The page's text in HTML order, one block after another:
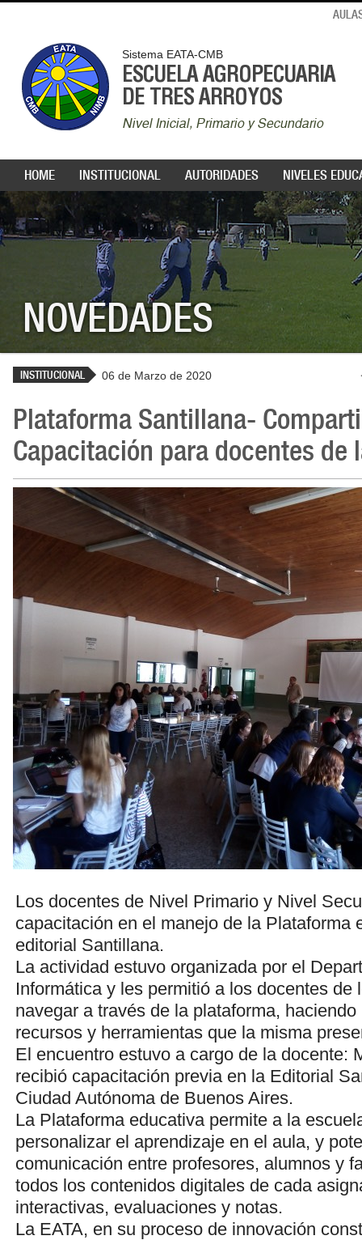
Sistema EATA-CMB
ESCUELA AGROPECUARIA
DE TRES ARROYOS
Nivel Inicial, Primario y Secundario
HOME INSTITUCIONAL AUTORIDADES NIVELES
NOVEDADES
INSTITUCIONAL 06 de Marzo de 2020
Plataforma Santillana-
Capacitación para docentes de
Los docentes de Nivel Primario y Nivel
capacitación en el manejo de la Plataforma
editorial Santillana.
La actividad estuvo organizada por el
Informática y les permitió a los docentes de
navegar a través de la plataforma,
recursos y herramientas que la misma
El encuentro estuvo a cargo de la docente:
recibió capacitación previa en la Editorial
Ciudad Autónoma de Buenos Aires.
La Plataforma educativa permite a la
personalizar el aprendizaje en el aula, y
comunicación entre profesores, alumnos y
todos los contenidos digitales de cada
interactivas, evaluaciones y notas.
La EATA, en su proceso de innovación